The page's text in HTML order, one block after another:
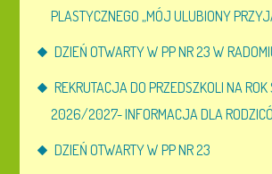
PLASTYCZNEGO „MÓJ ULUBIONY
DZIEŃ OTWARTY W PP NR 23 W
REKRUTACJA DO PRZEDSZKOLI NA
2026/2027- INFORMACJA DLA
DZIEŃ OTWARTY W PP NR 23